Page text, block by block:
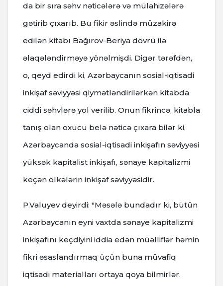
da bir sıra səhv nəticələrə və mülahizələrə
gətirib çıxarıb. Bu fikir əslində müzakirə
edilən kitabı Bağırov-Beriya dövrü ilə
əlaqələndirməyə yönəlmişdi. Digər tərəfdən,
o, qeyd edirdi ki, Azərbaycanın sosial-iqtisadi
inkişaf səviyyəsi qiymətləndirilərkən kitabda
ciddi səhvlərə yol verilib. Onun fikrincə, kitabla
tanış olan oxucu belə nəticə çıxara bilər ki,
Azərbaycanda sosial-iqtisadi inkişafın səviyyəsi
yüksək kapitalist inkişafı, sənaye kapitalizmi
keçən ölkələrin inkişaf səviyyəsidir.
P.Valuyev deyirdi: "Məsələ bundadır ki, bütün
Azərbaycanın eyni vaxtda sənaye kapitalizmi
inkişafını keçdiyini iddia edən müəlliflər həmin
fikri əsaslandırmaq üçün buna müvafiq
iqtisadi materialları ortaya qoya bilmirlər.